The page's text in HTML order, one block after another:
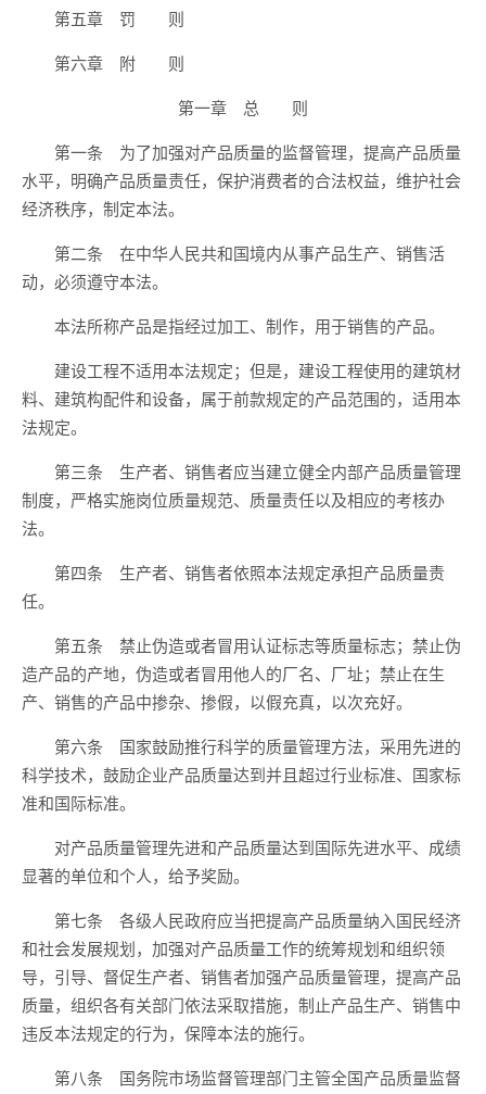
第五章 罚 则
第六章 附 则
第一章 总 则
第一条 为了加强对产品质量的监督管理，提高产品质量
水平，明确产品质量责任，保护消费者的合法权益，维护社会
经济秩序，制定本法。
第二条 在中华人民共和国境内从事产品生产、销售活
动，必须遵守本法。
本法所称产品是指经过加工、制作，用于销售的产品。
建设工程不适用本法规定；但是，建设工程使用的建筑材
料、建筑构配件和设备，属于前款规定的产品范围的，适用本
法规定。
第三条 生产者、销售者应当建立健全内部产品质量管理
制度，严格实施岗位质量规范、质量责任以及相应的考核办
法。
第四条 生产者、销售者依照本法规定承担产品质量责
任。
第五条 禁止伪造或者冒用认证标志等质量标志；禁止伪
造产品的产地，伪造或者冒用他人的厂名、厂址；禁止在生
产、销售的产品中掺杂、掺假，以假充真，以次充好。
第六条 国家鼓励推行科学的质量管理方法，采用先进的
科学技术，鼓励企业产品质量达到并且超过行业标准、国家标
准和国际标准。
对产品质量管理先进和产品质量达到国际先进水平、成绩
显著的单位和个人，给予奖励。
第七条 各级人民政府应当把提高产品质量纳入国民经济
和社会发展规划，加强对产品质量工作的统筹规划和组织领
导，引导、督促生产者、销售者加强产品质量管理，提高产品
质量，组织各有关部门依法采取措施，制止产品生产、销售中
违反本法规定的行为，保障本法的施行。
第八条 国务院市场监督管理部门主管全国产品质量监督